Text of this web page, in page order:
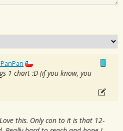
1 chart :D (if you know, you
this. Only con to it is that 12-